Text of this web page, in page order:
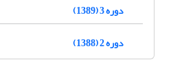
دوره 3 (1389)
دوره 2 (1388)